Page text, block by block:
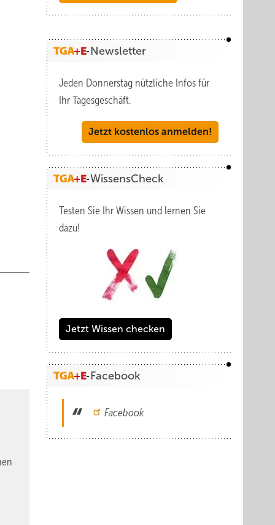
die
Newsletter
Jeden Donnerstag nützliche Infos für
Ihr Tagesgeschäft.
Jetzt kostenlos anmelden!
WissensCheck
Testen Sie Ihr Wissen und lernen Sie
dazu!
Jetzt Wissen checken
Facebook
Facebook